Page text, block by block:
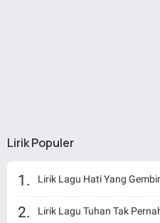
Lirik Populer
Lirik Lagu Hati Yang
Lirik Lagu Tuhan Tak